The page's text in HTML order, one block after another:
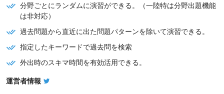
分野ごとにランダムに演習ができる。（一陸特は分野出題機能
は非対応）
過去問題から直近に出た問題パターンを除いて演習できる。
指定したキーワードで過去問を検索
外出時のスキマ時間を有効活用できる。
運営者情報